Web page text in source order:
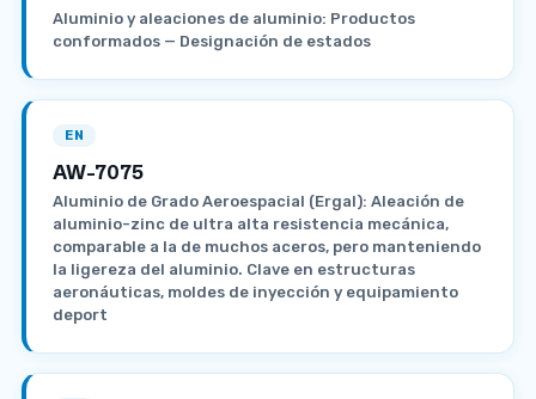
Aluminio y aleaciones de aluminio: Productos
conformados — Designación de estados
EN
AW-7075
Aluminio de Grado Aeroespacial (Ergal): Aleación de
aluminio-zinc de ultra alta resistencia mecánica,
comparable a la de muchos aceros, pero manteniendo
la ligereza del aluminio. Clave en estructuras
aeronáuticas, moldes de inyección y equipamiento
deport